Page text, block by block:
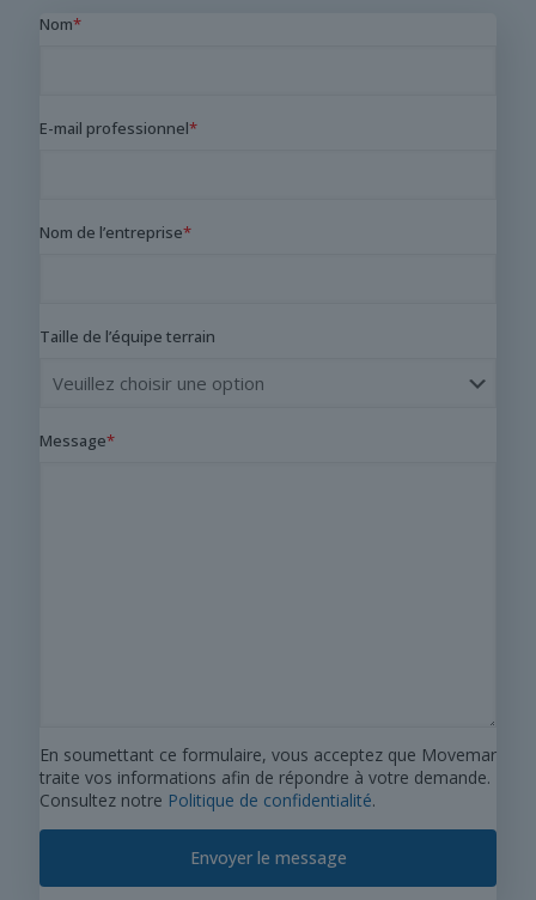
Nom*
E-mail professionnel*
Nom de l’entreprise*
Taille de l’équipe terrain
Message*
En soumettant ce formulaire, vous acceptez que Movemar
traite vos informations afin de répondre à votre demande.
Consultez notre Politique de confidentialité.